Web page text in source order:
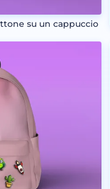
su un cappuccio